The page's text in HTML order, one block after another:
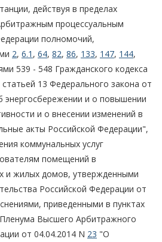
действуя в пределах
процессуальным
полномочий,
2, 6.1 , 64, 82, 86, 133, 147, 144,
539 - 548 Гражданского кодекса
13 Федерального закона от
энергосбережении и о повышении
и о внесении изменений в
акты Российской Федерации",
коммунальных услуг
помещений в
и жилых домов, утвержденными
Российской Федерации от
приведенными в пунктах
Высшего Арбитражного
от 04.04.2014 N 23 "О